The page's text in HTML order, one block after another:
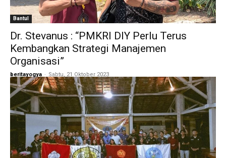
Bantul
Dr. Stevanus : “PMKRI DIY Perlu Terus
Kembangkan Strategi Manajemen
Organisasi”
beritayogya - Sabtu, 21 Oktober 2023